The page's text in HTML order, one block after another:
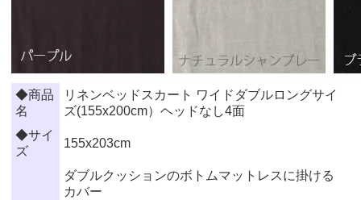
◆商品
名
リネンベッドスカート ワイドダブルロングサイ
ズ(155x200cm）ヘッドなし4面
◆サイ
ズ
155x203cm
ダブルクッションのボトムマットレスに掛ける
カバー